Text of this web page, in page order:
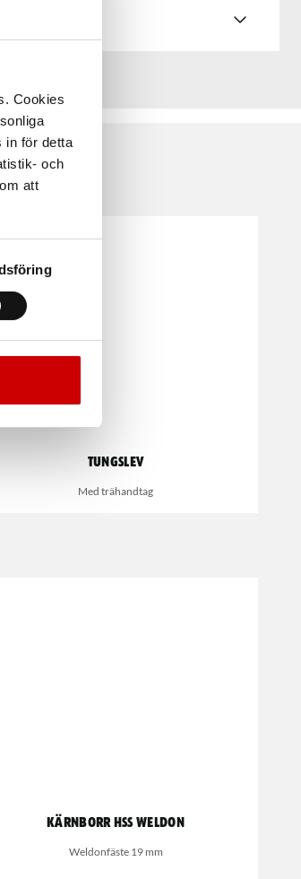
Cookies
in för detta
och
att
Tungslev
Med trähandtag
Kärnborr HSS Weldon
Weldonfäste 19 mm